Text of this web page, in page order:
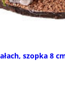
szopka 8